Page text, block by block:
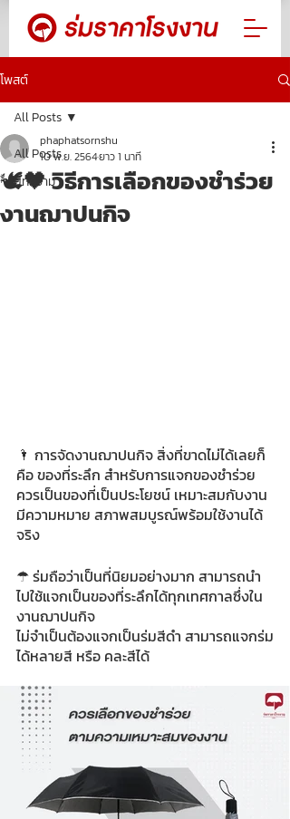
โพสต์
All Posts
บทความ
All Posts
🕊🖤 วิธีการเลือกของชำร่วย
งานฌาปนกิจ
phaphatsornshu
10 พ.ย. 2564ยาว 1 นาที
🌂 การจัดงานฌาปนกิจ สิ่งที่ขาดไม่ได้เลยก็
คือ ของที่ระลึก สำหรับการแจกของชำร่วย
ควรเป็นของที่เป็นประโยชน์ เหมาะสมกับงาน
มีความหมาย สภาพสมบูรณ์พร้อมใช้งานได้
จริง
☂ ร่มถือว่าเป็นที่นิยมอย่างมาก สามารถนำ
ไปใช้แจกเป็นของที่ระลึกได้ทุกเทศกาลซึ่งใน
งานฌาปนกิจ
ไม่จำเป็นต้องแจกเป็นร่มสีดำ สามารถแจกร่ม
ได้หลายสี หรือ คละสีได้